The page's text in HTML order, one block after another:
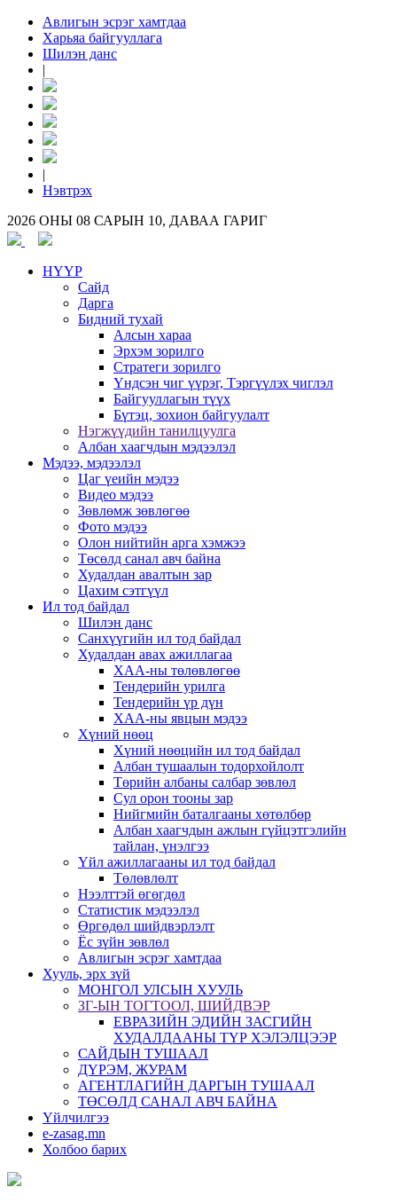
Авлигын эсрэг хамтдаа
Харьяа байгууллага
Шилэн данс
|
|
Нэвтрэх
2026 ОНЫ 08 САРЫН 10, ДАВАА ГАРИГ
НҮҮР
Сайд
Дарга
Бидний тухай
Алсын хараа
Эрхэм зорилго
Стратеги зорилго
Үндсэн чиг үүрэг, Тэргүүлэх чиглэл
Байгууллагын түүх
Бүтэц, зохион байгуулалт
Нэгжүүдийн танилцуулга
Албан хаагчдын мэдээлэл
Мэдээ, мэдээлэл
Цаг үеийн мэдээ
Видео мэдээ
Зөвлөмж зөвлөгөө
Фото мэдээ
Олон нийтийн арга хэмжээ
Төсөлд санал авч байна
Худалдан авалтын зар
Цахим сэтгүүл
Ил тод байдал
Шилэн данс
Санхүүгийн ил тод байдал
Худалдан авах ажиллагаа
ХАА-ны төлөвлөгөө
Тендерийн урилга
Тендерийн үр дүн
ХАА-ны явцын мэдээ
Хүний нөөц
Хүний нөөцийн ил тод байдал
Албан тушаалын тодорхойлолт
Төрийн албаны салбар зөвлөл
Сул орон тооны зар
Нийгмийн баталгааны хөтөлбөр
Албан хаагчдын ажлын гүйцэтгэлийн
тайлан, үнэлгээ
Үйл ажиллагааны ил тод байдал
Төлөвлөлт
Нээлттэй өгөгдөл
Статистик мэдээлэл
Өргөдөл шийдвэрлэлт
Ёс зүйн зөвлөл
Авлигын эсрэг хамтдаа
Хууль, эрх зүй
МОНГОЛ УЛСЫН ХУУЛЬ
ЗГ-ЫН ТОГТООЛ, ШИЙДВЭР
ЕВРАЗИЙН ЭДИЙН ЗАСГИЙН
ХУДАЛДААНЫ ТҮР ХЭЛЭЛЦЭЭР
САЙДЫН ТУШААЛ
ДҮРЭМ, ЖУРАМ
АГЕНТЛАГИЙН ДАРГЫН ТУШААЛ
ТӨСӨЛД САНАЛ АВЧ БАЙНА
Үйлчилгээ
e-zasag.mn
Холбоо барих